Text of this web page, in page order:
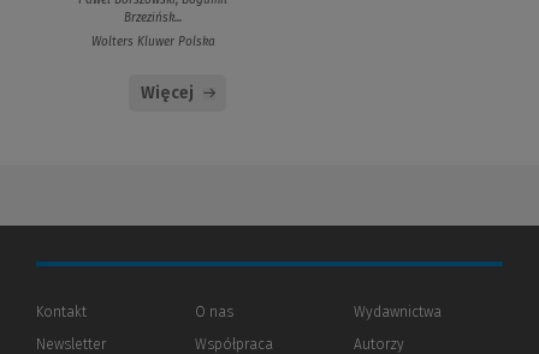
Brzezińsk...
Wolters Kluwer Polska
Więcej
Kontakt
Newsletter
O nas
Współpraca
Wydawnictwa
Autorzy